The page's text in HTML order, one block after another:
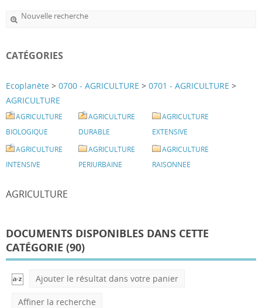
Nouvelle recherche
CATÉGORIES
Ecoplanète > 0700 - AGRICULTURE > 0701 - AGRICULTURE >
AGRICULTURE
AGRICULTURE
BIOLOGIQUE
AGRICULTURE
DURABLE
AGRICULTURE
EXTENSIVE
AGRICULTURE
INTENSIVE
AGRICULTURE
PERIURBAINE
AGRICULTURE
RAISONNEE
AGRICULTURE
DOCUMENTS DISPONIBLES DANS CETTE
CATÉGORIE (90)
Ajouter le résultat dans votre panier
Affiner la recherche